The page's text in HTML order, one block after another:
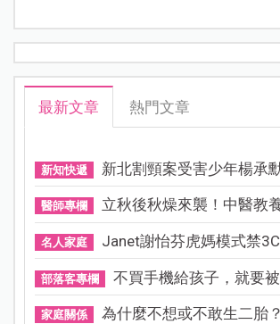
最新文章 熱門文章
新知快遞 新北割頸案受害少年楊承
醫師專欄 立秋後秋燥來襲！中醫教
名人家庭 Janet謝怡芬虎媽模式禁
部落客專欄 不買手機給孩子，就要
家庭關係 為什麼不想或不敢生二胎